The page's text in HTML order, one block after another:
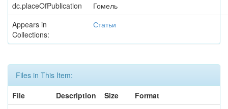
dc.placeOfPublication
Гомель
Appears in
Collections:
Статьи
Files in This Item:
File
Description Size Format